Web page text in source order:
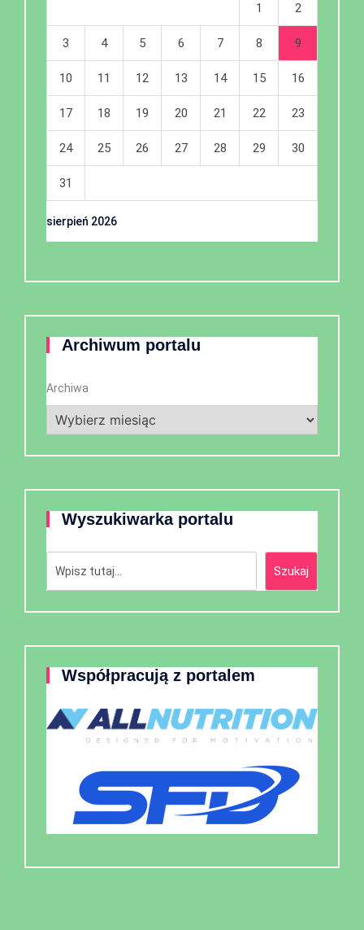
sierpień 2026
1 2
3 4 5 6 7 8 9
10 11 12 13 14 15 16
17 18 19 20 21 22 23
24 25 26 27 28 29 30
31
Archiwum portalu
Archiwa
Wyszukiwarka portalu
Szukaj
Współpracują z portalem